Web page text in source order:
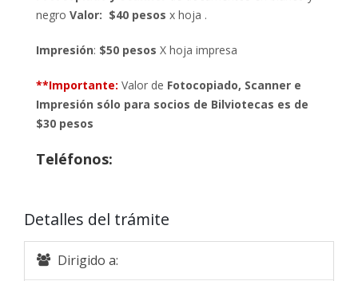
negro Valor: $40 pesos x hoja .
Impresión: $50 pesos X hoja impresa
**Importante: Valor de Fotocopiado, Scanner e
Impresión sólo para socios de Bilviotecas es de
$30 pesos
Teléfonos:
Detalles del trámite
Dirigido a: